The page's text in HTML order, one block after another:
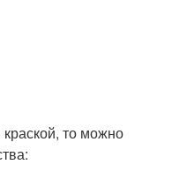
краской, то можно